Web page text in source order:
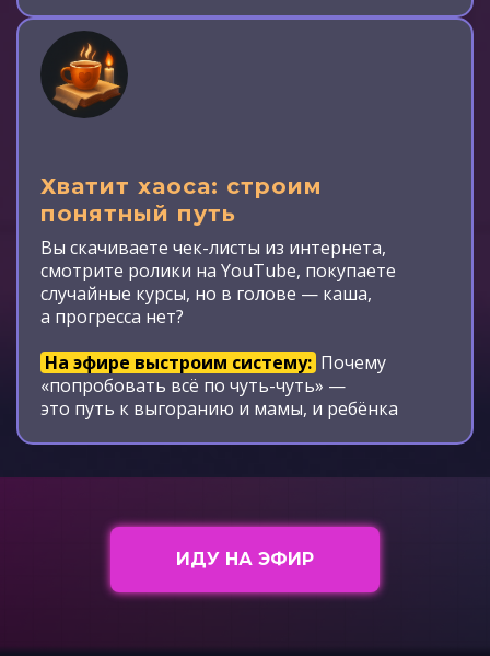
Хватит хаоса: строим
понятный путь
Вы скачиваете чек-листы из интернета,
смотрите ролики на YouTube, покупаете
случайные курсы, но в голове — каша,
а прогресса нет?
На эфире выстроим систему: Почему
«попробовать всё по чуть-чуть» —
это путь к выгоранию и мамы, и ребёнка
ИДУ НА ЭФИР